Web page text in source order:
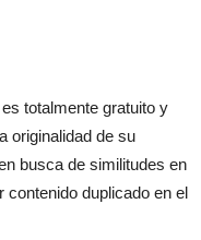
totalmente gratuito y
originalidad de su
busca de similitudes en
contenido duplicado en el